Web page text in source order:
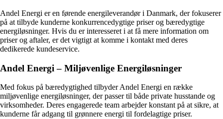
Andel Energi er en førende energileverandør i Danmark, der fokuserer
på at tilbyde kunderne konkurrencedygtige priser og bæredygtige
energiløsninger. Hvis du er interesseret i at få mere information om
priser og aftaler, er det vigtigt at komme i kontakt med deres
dedikerede kundeservice.
Andel Energi – Miljøvenlige Energiløsninger
Med fokus på bæredygtighed tilbyder Andel Energi en række
miljøvenlige energiløsninger, der passer til både private husstande og
virksomheder. Deres engagerede team arbejder konstant på at sikre, at
kunderne får adgang til grønnere energi til fordelagtige priser.